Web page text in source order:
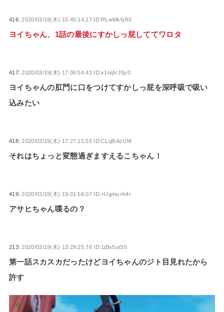
416:2020/03/19(木) 15:45:14.17 ID:RLwMkfy80
ヨイちゃん、1話の最後にすかしっ屁しててワロタ
417:2020/03/19(木) 17:06:54.43 ID:x1nqVJSy0
ヨイちゃんの肛門に口をつけてすかしっ屁を深呼吸で吸い
込みたい
418:2020/03/19(木) 17:27:15.55 ID:CLql5AcUM
それはちょっと変態過ぎますえるこちゃん！
419:2020/03/19(木) 19:01:58.07 ID:+Ugmu+h4r
アサヒちゃん喋るの？
213:2020/03/19(木) 13:29:25.76 ID:1jBx5utS0
第一話スカスカだったけどヨイちゃんのジト目見れたから
許す